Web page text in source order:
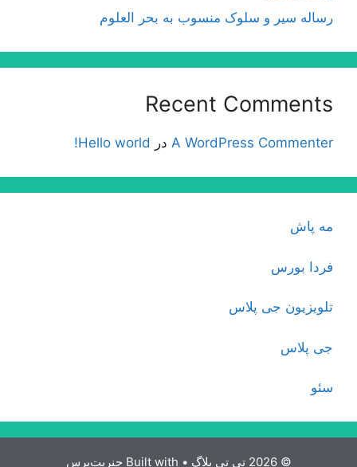
رساله سیر و سلوک منسوب به بحر العلوم
Recent Comments
A WordPress Commenter در Hello world!
مه پاش
فردا بورس
تلویزیون جی پلاس
جی پلاس
سئو
© 2026 تی تی بلاگ • Built with جنریت‌پرس